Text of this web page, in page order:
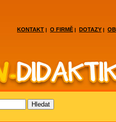
KONTAKT | O FIRMĚ | DOTAZY |